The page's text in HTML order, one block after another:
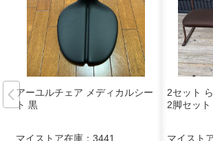
アーユルチェア メディカルシー
ト 黒
マイストア在庫： 3441
2セット
2脚セッ
マイスト